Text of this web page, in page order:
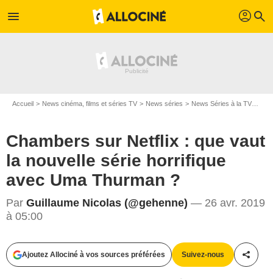
menu profil search
Accueil News cinéma, films et séries TV News séries News Séries à la TV
Chambers sur Netflix : que vaut
la nouvelle série horrifique
avec Uma Thurman ?
Par Guillaume Nicolas (@gehenne) — 26 avr. 2019
à 05:00
Ajoutez Allociné à vos sources préférées Suivez-nous